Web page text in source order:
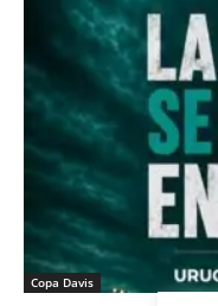
Copa Davis